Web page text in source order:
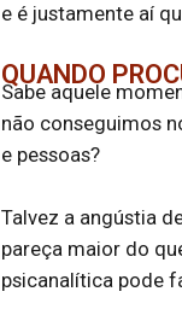
e é justamente aí
QUANDO
Sabe aquele
não conseguimos
e pessoas?
Talvez a angústia
pareça maior do
psicanalítica pode